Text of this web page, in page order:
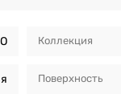
Коллекция
Поверхность